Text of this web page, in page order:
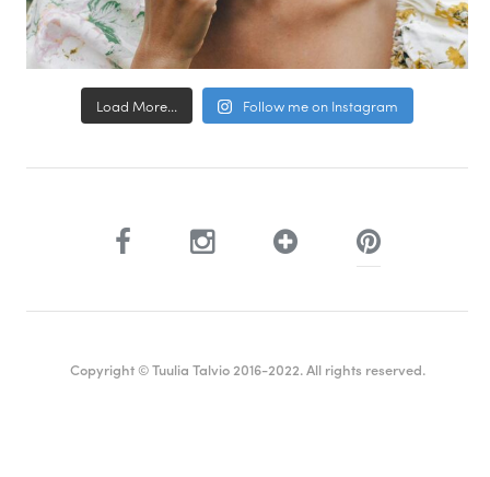
Load More... Follow me on Instagram
Copyright © Tuulia Talvio 2016-2022. All rights reserved.